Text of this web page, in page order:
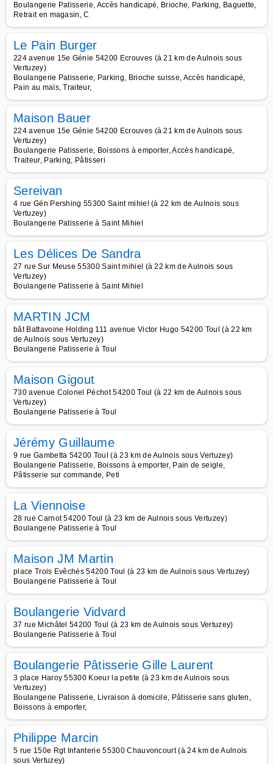
Boulangerie Patisserie, Accès handicapé, Brioche, Parking, Baguette,
Retrait en magasin, C
Le Pain Burger
224 avenue 15e Génie 54200 Ecrouves (à 21 km de Aulnois sous
Vertuzey)
Boulangerie Patisserie, Parking, Brioche suisse, Accès handicapé,
Pain au maïs, Traiteur,
Maison Bauer
224 avenue 15e Génie 54200 Ecrouves (à 21 km de Aulnois sous
Vertuzey)
Boulangerie Patisserie, Boissons à emporter, Accès handicapé,
Traiteur, Parking, Pâtisseri
Sereivan
4 rue Gén Pershing 55300 Saint mihiel (à 22 km de Aulnois sous
Vertuzey)
Boulangerie Patisserie à Saint Mihiel
Les Délices De Sandra
27 rue Sur Meuse 55300 Saint mihiel (à 22 km de Aulnois sous
Vertuzey)
Boulangerie Patisserie à Saint Mihiel
MARTIN JCM
bât Battavoine Holding 111 avenue Victor Hugo 54200 Toul (à 22 km
de Aulnois sous Vertuzey)
Boulangerie Patisserie à Toul
Maison Gigout
730 avenue Colonel Péchot 54200 Toul (à 22 km de Aulnois sous
Vertuzey)
Boulangerie Patisserie à Toul
Jérémy Guillaume
9 rue Gambetta 54200 Toul (à 23 km de Aulnois sous Vertuzey)
Boulangerie Patisserie, Boissons à emporter, Pain de seigle,
Pâtisserie sur commande, Peti
La Viennoise
28 rue Carnot 54200 Toul (à 23 km de Aulnois sous Vertuzey)
Boulangerie Patisserie à Toul
Maison JM Martin
place Trois Evêchés 54200 Toul (à 23 km de Aulnois sous Vertuzey)
Boulangerie Patisserie à Toul
Boulangerie Vidvard
37 rue Michâtel 54200 Toul (à 23 km de Aulnois sous Vertuzey)
Boulangerie Patisserie à Toul
Boulangerie Pâtisserie Gille Laurent
3 place Haroy 55300 Koeur la petite (à 23 km de Aulnois sous
Vertuzey)
Boulangerie Patisserie, Livraison à domicile, Pâtisserie sans gluten,
Boissons à emporter,
Philippe Marcin
5 rue 150e Rgt Infanterie 55300 Chauvoncourt (à 24 km de Aulnois
sous Vertuzey)